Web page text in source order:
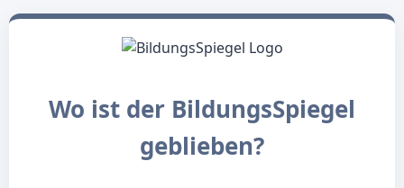
Wo ist der BildungsSpiegel
geblieben?